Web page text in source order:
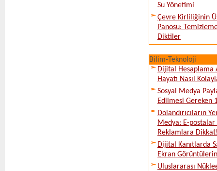
Su Yönetimi
Çevre Kirliliğinin
Panosu:
Diktiler
Bilim-Teknoloji
Dijital Hesaplama
Hayatı Nasıl
Sosyal Medya
Edilmesi Gereken
Dolandırıcıların
Medya: E-postalar
Reklamlara
Dijital Kanıtlarda
Ekran
Uluslararası